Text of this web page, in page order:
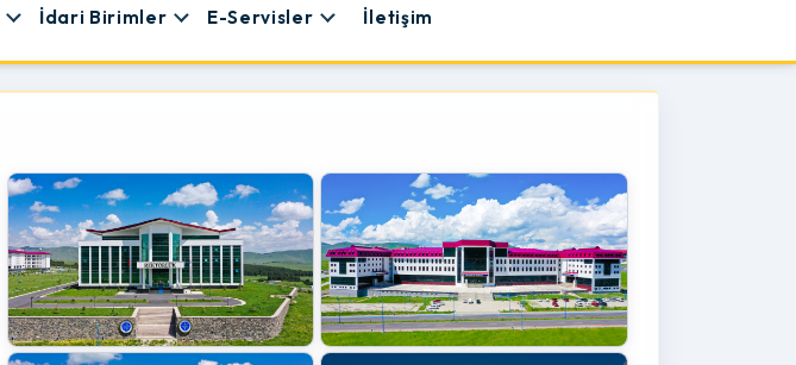
İdari Birimler E-Servisler İletişim